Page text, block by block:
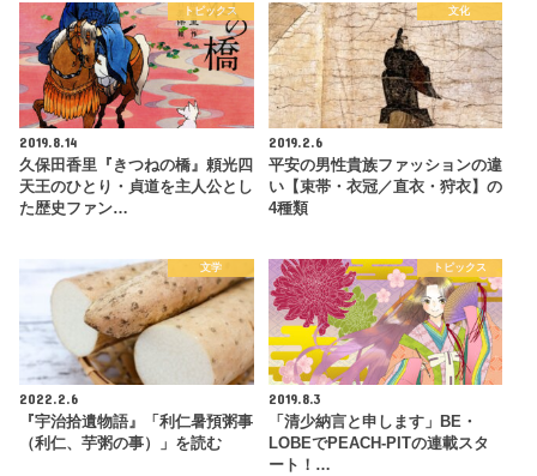
トピックス
2019.8.14
久保田香里『きつねの橋』頼光四
天王のひとり・貞道を主人公とし
た歴史ファン…
文化
2019.2.6
平安の男性貴族ファッションの違
い【束帯・衣冠／直衣・狩衣】の
4種類
文学
2022.2.6
『宇治拾遺物語』「利仁暑預粥事
（利仁、芋粥の事）」を読む
トピックス
2019.8.3
「清少納言と申します」BE・
LOBEでPEACH-PITの連載スタ
ート！…